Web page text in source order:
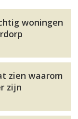
woningen
zien waarom
zijn